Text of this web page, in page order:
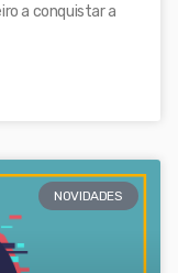
a conquistar a
NOVIDADES